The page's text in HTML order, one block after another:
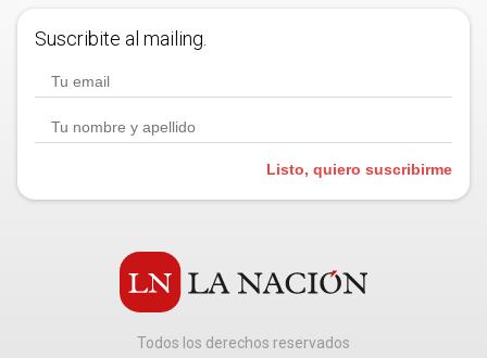
Suscribite al mailing.
Listo, quiero suscribirme
Todos los derechos reservados